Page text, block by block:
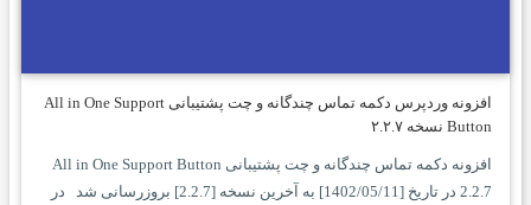
افزونه وردپرس دکمه تماس چندگانه و چت پشتیبانی All in One Support
Button نسخه ۲.۲.۷
افزونه دکمه تماس چندگانه و چت پشتیبانی All in One Support Button
2.2.7 در تاریخ [1402/05/11] به آخرین نسخه [2.2.7] بروزرسانی شد در